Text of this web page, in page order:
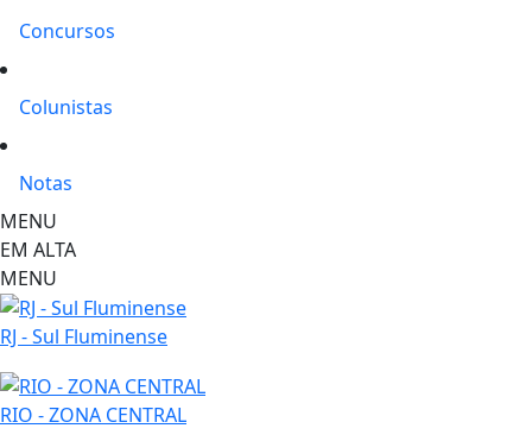
Concursos
Colunistas
Notas
MENU
EM ALTA
MENU
RJ - Sul Fluminense
RIO - ZONA CENTRAL